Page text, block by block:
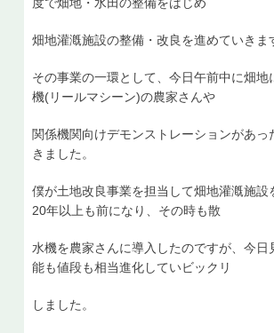
畑地灌漑施設の整備・改良を進めていきま
その事業の一環として、今日午前中に畑地
機(リールマシーン)の農家さんや
関係機関向けデモンストレーションがあっ
きました。
僕が土地改良事業を担当して畑地灌漑施設
20年以上も前になり、その時も散
水機を農家さんに導入したのですが、今日
能も値段も相当進化していビックリ
しました。